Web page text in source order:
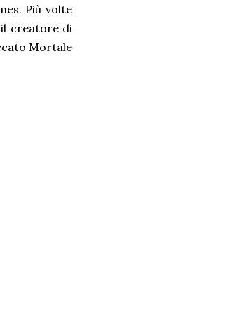
Più volte
il creatore di
Mortale